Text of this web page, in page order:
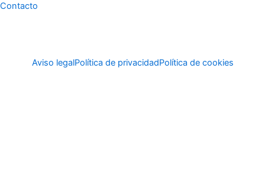
Contacto
Aviso legalPolítica de privacidadPolítica de cookies